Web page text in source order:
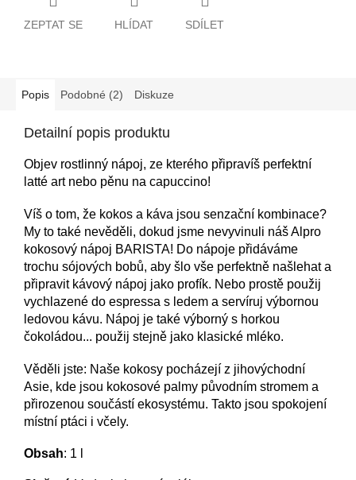
ZEPTAT SE HLÍDAT SDÍLET
Popis Podobné (2) Diskuze
Detailní popis produktu
Objev rostlinný nápoj, ze kterého připravíš perfektní
latté art nebo pěnu na capuccino!
Víš o tom, že kokos a káva jsou senzační kombinace?
My to také nevěděli, dokud jsme nevyvinuli náš Alpro
kokosový nápoj BARISTA! Do nápoje přidáváme
trochu sójových bobů, aby šlo vše perfektně našlehat a
připravit kávový nápoj jako profík. Nebo prostě použij
vychlazené do espressa s ledem a servíruj výbornou
ledovou kávu. Nápoj je také výborný s horkou
čokoládou... použij stejně jako klasické mléko.
Věděli jste: Naše kokosy pocházejí z jihovýchodní
Asie, kde jsou kokosové palmy původním stromem a
přirozenou součástí ekosystému. Takto jsou spokojení
místní ptáci i včely.
Obsah: 1 l